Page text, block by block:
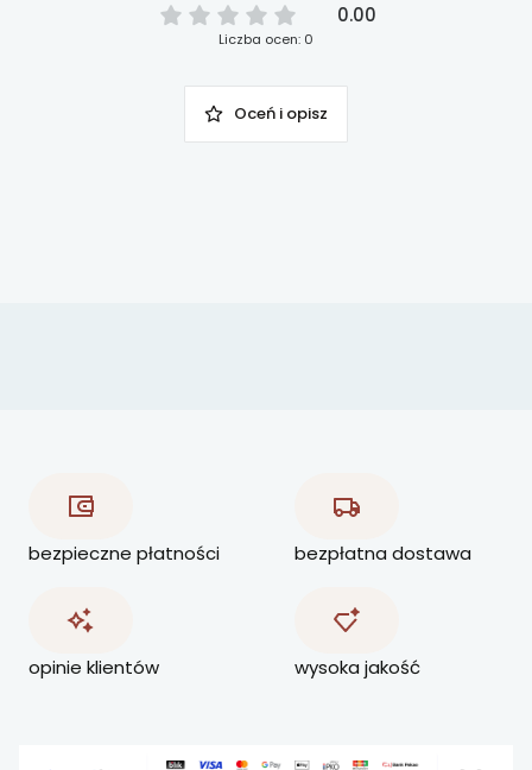
0.00
Liczba ocen: 0
Oceń i opisz
bezpieczne płatności bezpłatna dostawa
opinie klientów wysoka jakość